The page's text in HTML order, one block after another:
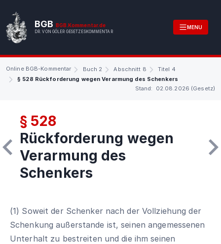
BGB BGB.Kommentar.de
DR. VON GÖLER GESETZESKOMMENTAR
MENU
Online BGB-Kommentar Buch 2 Abschnitt 8
Titel 4
§ 528 Rückforderung wegen Verarmung des Schenkers
Stand: 02.08.2026 (Gesetz)
§ 528
Rückforderung wegen
Verarmung des
Schenkers
(1) Soweit der Schenker nach der Vollziehung der
Schenkung außerstande ist, seinen angemessenen
Unterhalt zu bestreiten und die ihm seinen